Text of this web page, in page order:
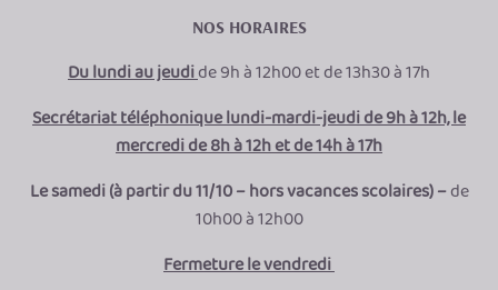
NOS HORAIRES
Du lundi au jeudide 9h à 12h00 et de 13h30 à 17h
Secrétariat téléphonique lundi-mardi-jeudi de 9h à 12h, le
mercredi de 8h à 12h et de 14h à 17h
Le samedi (à partir du 11/10 – hors vacances scolaires) –de
10h00 à 12h00
Fermeture le vendredi